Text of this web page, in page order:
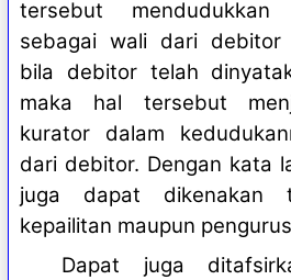
tersebut
sebagai wali dari debitor
bila debitor telah
maka hal tersebut
kurator dalam
dari debitor. Dengan kata
juga dapat dikenakan
kepailitan maupun
Dapat juga